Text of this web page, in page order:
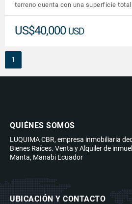
terreno cuenta con una superficie
US$40,000 USD
1
QUIÉNES SOMOS
LUQUIMA CBR, empresa inmobiliaria
Bienes Raíces. Venta y Alquiler de
Manta, Manabi Ecuador
UBICACIÓN Y CONTACTO